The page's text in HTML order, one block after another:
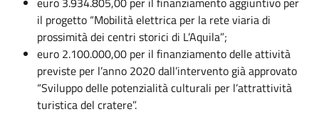
il progetto “Mobilità elettrica per la rete viaria di
prossimità dei centri storici di L’Aquila”;
euro 2.100.000,00 per il finanziamento delle attività
previste per l’anno 2020 dall’intervento già approvato
“Sviluppo delle potenzialità culturali per l’attrattività
turistica del cratere”.